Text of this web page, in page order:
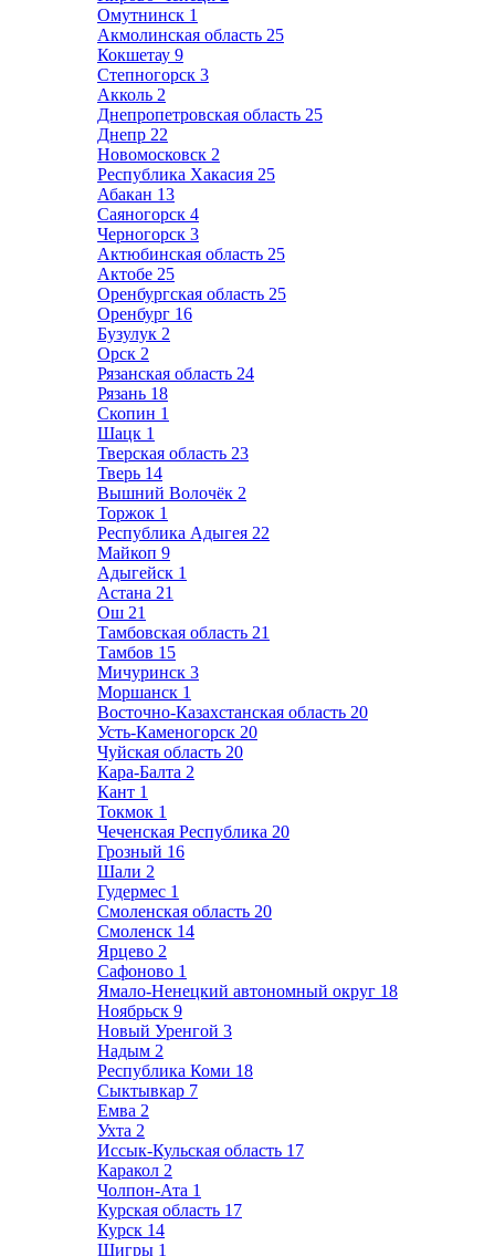
Омутнинск 1
Акмолинская область 25
Кокшетау 9
Степногорск 3
Акколь 2
Днепропетровская область 25
Днепр 22
Новомосковск 2
Республика Хакасия 25
Абакан 13
Саяногорск 4
Черногорск 3
Актюбинская область 25
Актобе 25
Оренбургская область 25
Оренбург 16
Бузулук 2
Орск 2
Рязанская область 24
Рязань 18
Скопин 1
Шацк 1
Тверская область 23
Тверь 14
Вышний Волочёк 2
Торжок 1
Республика Адыгея 22
Майкоп 9
Адыгейск 1
Астана 21
Ош 21
Тамбовская область 21
Тамбов 15
Мичуринск 3
Моршанск 1
Восточно-Казахстанская область 20
Усть-Каменогорск 20
Чуйская область 20
Кара-Балта 2
Кант 1
Токмок 1
Чеченская Республика 20
Грозный 16
Шали 2
Гудермес 1
Смоленская область 20
Смоленск 14
Ярцево 2
Сафоново 1
Ямало-Ненецкий автономный округ 18
Ноябрьск 9
Новый Уренгой 3
Надым 2
Республика Коми 18
Сыктывкар 7
Емва 2
Ухта 2
Иссык-Кульская область 17
Каракол 2
Чолпон-Ата 1
Курская область 17
Курск 14
Щигры 1